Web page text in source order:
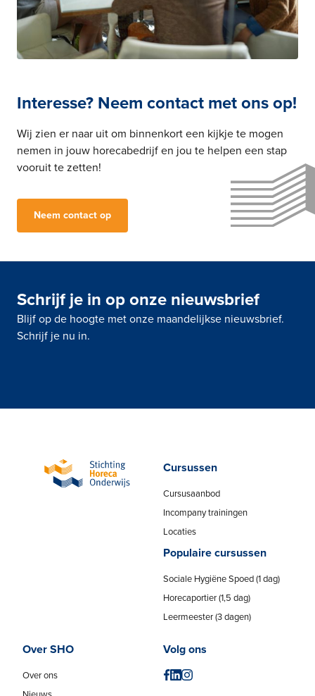
Interesse? Neem contact met ons op!
Wij zien er naar uit om binnenkort een kijkje te mogen
nemen in jouw horecabedrijf en jou te helpen een stap
vooruit te zetten!
Neem contact op
Schrijf je in op onze nieuwsbrief
Blijf op de hoogte met onze maandelijkse nieuwsbrief.
Schrijf je nu in.
Cursussen
Cursusaanbod
Incompany trainingen
Locaties
Populaire cursussen
Sociale Hygiëne Spoed (1 dag)
Horecaportier (1,5 dag)
Leermeester (3 dagen)
Over SHO
Over ons
Volg ons